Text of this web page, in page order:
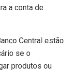
a conta de
Central estão
se o
produtos ou